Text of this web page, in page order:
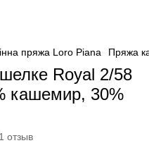
пряжа Loro Piana Пряжа
Royal 2/58
кашемир, 30%
1 отзыв